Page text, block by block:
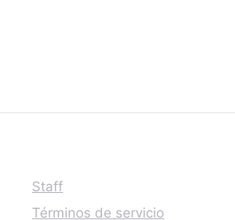
Staff
Términos de servicio